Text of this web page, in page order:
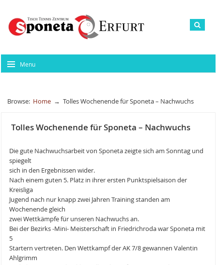
Menu
Browse: Home → Tolles Wochenende für Sponeta – Nachwuchs
Tolles Wochenende für Sponeta – Nachwuchs
Die gute Nachwuchsarbeit von Sponeta zeigte sich am Sonntag und
spiegelt
sich in den Ergebnissen wider.
Nach einem guten 5. Platz in ihrer ersten Punktspielsaison der
Kreisliga
Jugend nach nur knapp zwei Jahren Training standen am
Wochenende gleich
zwei Wettkämpfe für unseren Nachwuchs an.
Bei der Bezirks -Mini- Meisterschaft in Friedrichroda war Sponeta mit
5
Startern vertreten. Den Wettkampf der AK 7/8 gewannen Valentin
Ahlgrimm